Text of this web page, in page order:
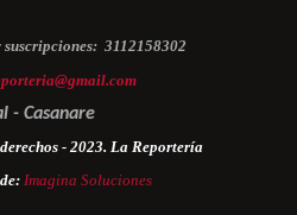
3112158302
- Casanare
- 2023. La Reportería
Imagina Soluciones